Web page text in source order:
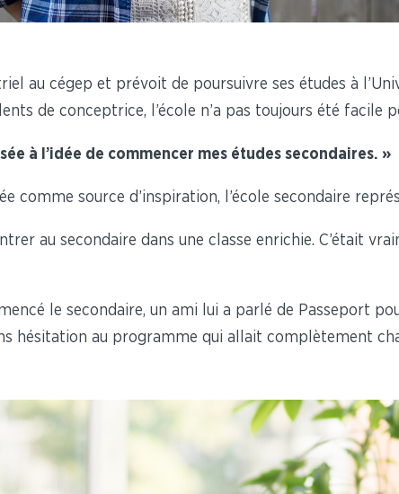
au cégep et prévoit de poursuivre ses études à
de conceptrice, l’école n’a pas toujours été facile
à l’idée de commencer mes études secondaires. »
comme source d’inspiration, l’école secondaire
au secondaire dans une classe enrichie. C’était
le secondaire, un ami lui a parlé de Passeport
hésitation au programme qui allait complètement